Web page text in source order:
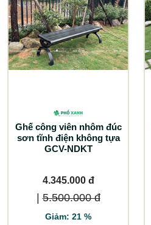
Ghế công viên nhôm đúc
sơn tĩnh điện không tựa
GCV-NDKT
4.345.000 đ
| 5.500.000 đ
Giảm: 21 %